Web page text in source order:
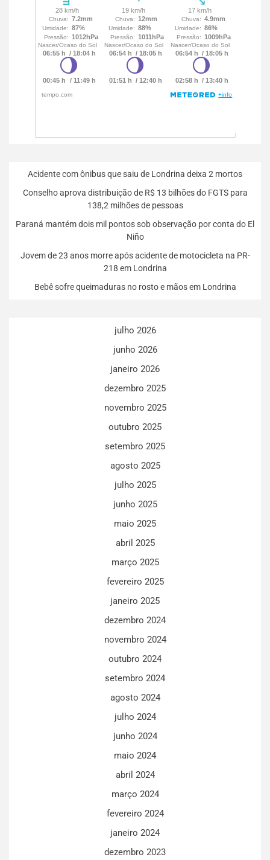
Acidente com ônibus que saiu de Londrina deixa 2 mortos
Conselho aprova distribuição de R$ 13 bilhões do FGTS para
138,2 milhões de pessoas
Paraná mantém dois mil pontos sob observação por conta do El
Niño
Jovem de 23 anos morre após acidente de motocicleta na PR-
218 em Londrina
Bebê sofre queimaduras no rosto e mãos em Londrina
julho 2026
junho 2026
janeiro 2026
dezembro 2025
novembro 2025
outubro 2025
setembro 2025
agosto 2025
julho 2025
junho 2025
maio 2025
abril 2025
março 2025
fevereiro 2025
janeiro 2025
dezembro 2024
novembro 2024
outubro 2024
setembro 2024
agosto 2024
julho 2024
junho 2024
maio 2024
abril 2024
março 2024
fevereiro 2024
janeiro 2024
dezembro 2023